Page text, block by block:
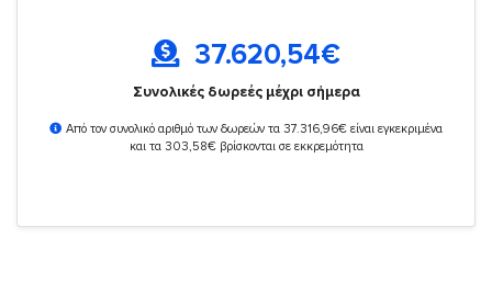
37.620,54€
Συνολικές δωρεές μέχρι σήμερα
Από τον συνολικό αριθμό των δωρεών τα 37.316,96€ είναι εγκεκριμένα
και τα 303,58€ βρίσκονται σε εκκρεμότητα